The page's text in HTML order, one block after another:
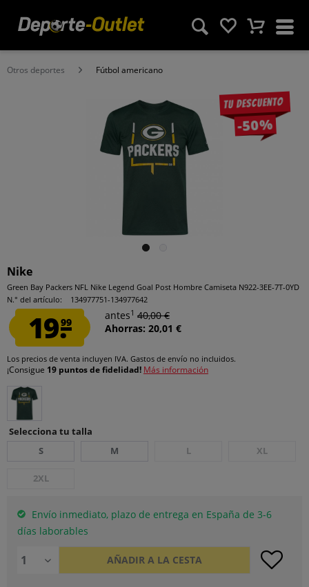
Otros deportes Fútbol americano
Tu descuento
-50%
Nike
Green Bay Packers NFL Nike Legend Goal Post Hombre Camiseta N922-3EE-7T-0YD
N.° del artículo:
134977751-134977642
19.99
antes1 40,00 €
Ahorras: 20,01 €
Los precios de venta incluyen IVA. Gastos de envío no incluidos.
¡Consigue 19 puntos de fidelidad! Más información
Selecciona tu talla
S
M L XL
2XL
Envío inmediato, plazo de entrega en España de 3-6
días laborables
AÑADIR A LA CESTA